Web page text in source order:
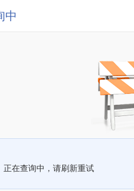
中
正在查询中，请刷新重试